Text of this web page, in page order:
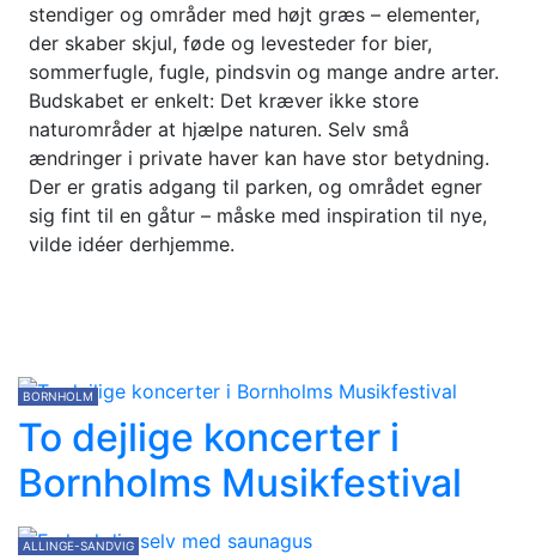
stendiger og områder med højt græs – elementer,
der skaber skjul, føde og levesteder for bier,
sommerfugle, fugle, pindsvin og mange andre arter.
Budskabet er enkelt: Det kræver ikke store
naturområder at hjælpe naturen. Selv små
ændringer i private haver kan have stor betydning.
Der er gratis adgang til parken, og området egner
sig fint til en gåtur – måske med inspiration til nye,
vilde idéer derhjemme.
BORNHOLM
To dejlige koncerter i
Bornholms Musikfestival
ALLINGE-SANDVIG